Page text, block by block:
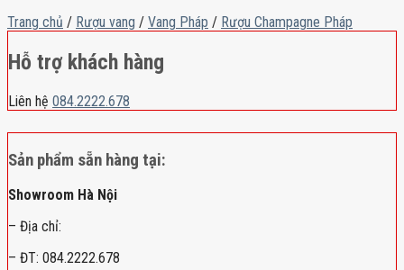
Trang chủ / Rượu vang / Vang Pháp / Rượu Champagne Pháp
Hỗ trợ khách hàng
Liên hệ 084.2222.678
Sản phẩm sẵn hàng tại:
Showroom Hà Nội
– Địa chỉ:
– ĐT: 084.2222.678